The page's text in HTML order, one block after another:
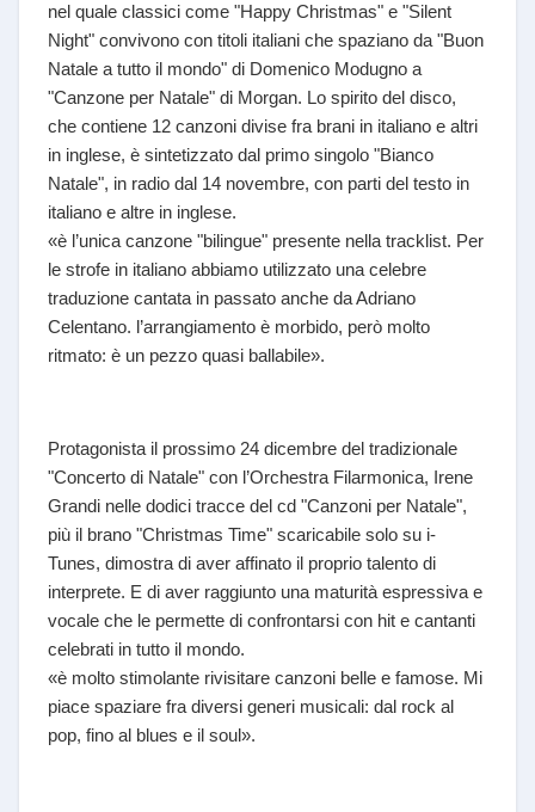
nel quale classici come "Happy Christmas" e "Silent
Night" convivono con titoli italiani che spaziano da "Buon
Natale a tutto il mondo" di Domenico Modugno a
"Canzone per Natale" di Morgan. Lo spirito del disco,
che contiene 12 canzoni divise fra brani in italiano e altri
in inglese, è sintetizzato dal primo singolo "Bianco
Natale", in radio dal 14 novembre, con parti del testo in
italiano e altre in inglese.
«è l’unica canzone "bilingue" presente nella tracklist. Per
le strofe in italiano abbiamo utilizzato una celebre
traduzione cantata in passato anche da Adriano
Celentano. l’arrangiamento è morbido, però molto
ritmato: è un pezzo quasi ballabile».
Protagonista il prossimo 24 dicembre del tradizionale
"Concerto di Natale" con l’Orchestra Filarmonica, Irene
Grandi nelle dodici tracce del cd "Canzoni per Natale",
più il brano "Christmas Time" scaricabile solo su i-
Tunes, dimostra di aver affinato il proprio talento di
interprete. E di aver raggiunto una maturità espressiva e
vocale che le permette di confrontarsi con hit e cantanti
celebrati in tutto il mondo.
«è molto stimolante rivisitare canzoni belle e famose. Mi
piace spaziare fra diversi generi musicali: dal rock al
pop, fino al blues e il soul».